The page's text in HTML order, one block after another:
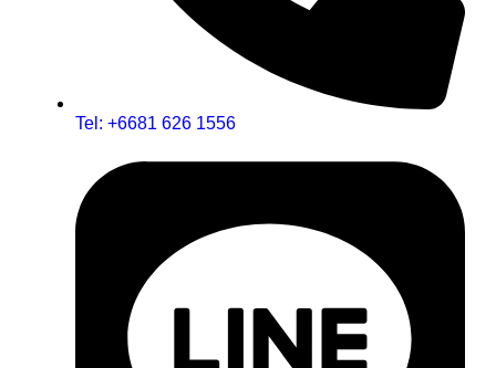
Tel: +6681 626 1556